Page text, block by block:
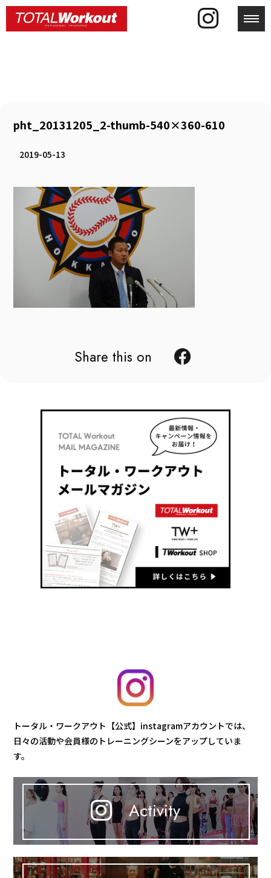
pht_20131205_2-thumb-540×360-610
2019-05-13
Share this on
トータル・ワークアウト【公式】instagramアカウントでは、
日々の活動や会員様のトレーニングシーンをアップしていま
す。
Activity